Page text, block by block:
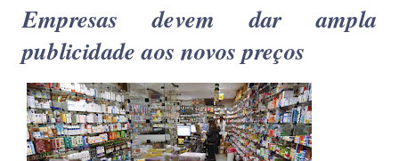
Empresas devem dar ampla
publicidade aos novos preços